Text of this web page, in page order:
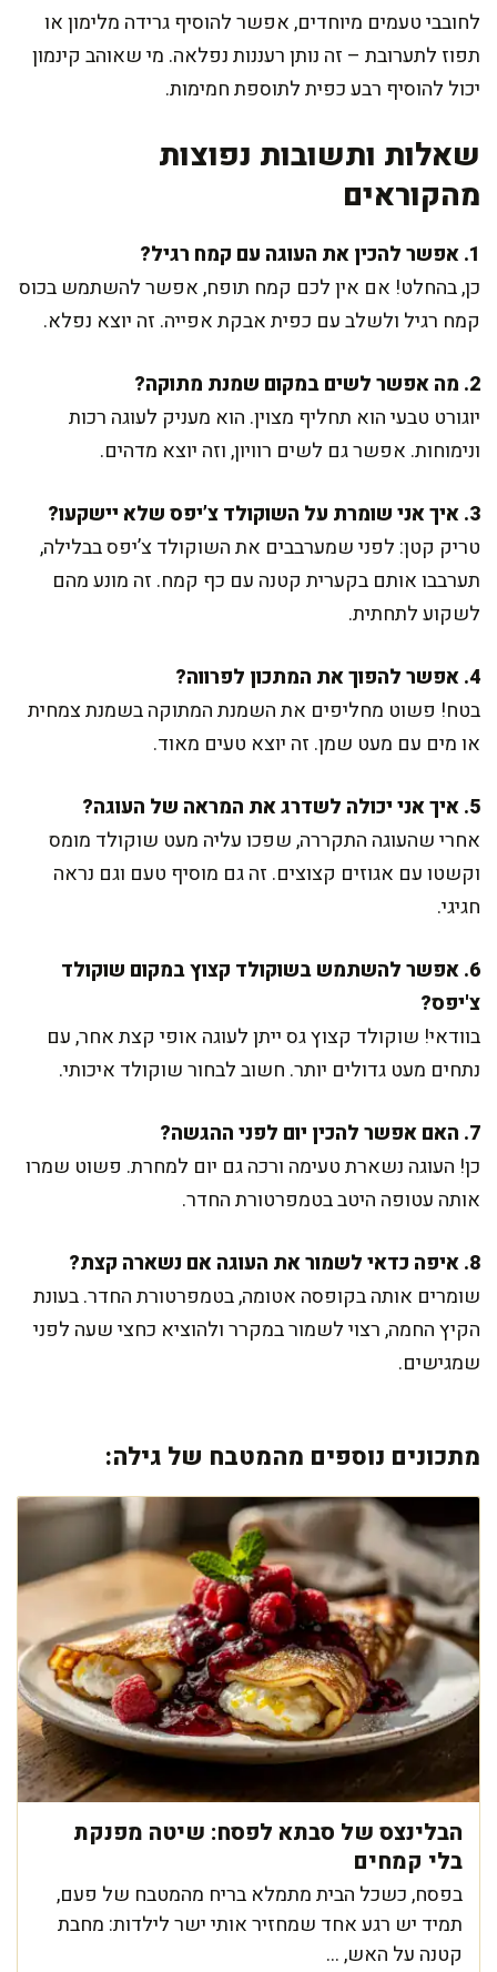
לחובבי טעמים מיוחדים, אפשר להוסיף גרידה מלימון או
תפוז לתערובת – זה נותן רעננות נפלאה. מי שאוהב קינמון
יכול להוסיף רבע כפית לתוספת חמימות.
שאלות ותשובות נפוצות
מהקוראים
1. אפשר להכין את העוגה עם קמח רגיל?
כן, בהחלט! אם אין לכם קמח תופח, אפשר להשתמש בכוס
קמח רגיל ולשלב עם כפית אבקת אפייה. זה יוצא נפלא.
2. מה אפשר לשים במקום שמנת מתוקה?
יוגורט טבעי הוא תחליף מצוין. הוא מעניק לעוגה רכות
ונימוחות. אפשר גם לשים רוויון, וזה יוצא מדהים.
3. איך אני שומרת על השוקולד צ’יפס שלא יישקעו?
טריק קטן: לפני שמערבבים את השוקולד צ’יפס בבלילה,
תערבבו אותם בקערית קטנה עם כף קמח. זה מונע מהם
לשקוע לתחתית.
4. אפשר להפוך את המתכון לפרווה?
בטח! פשוט מחליפים את השמנת המתוקה בשמנת צמחית
או מים עם מעט שמן. זה יוצא טעים מאוד.
5. איך אני יכולה לשדרג את המראה של העוגה?
אחרי שהעוגה התקררה, שפכו עליה מעט שוקולד מומס
וקשטו עם אגוזים קצוצים. זה גם מוסיף טעם וגם נראה
חגיגי.
6. אפשר להשתמש בשוקולד קצוץ במקום שוקולד
צ'יפס?
בוודאי! שוקולד קצוץ גס ייתן לעוגה אופי קצת אחר, עם
נתחים מעט גדולים יותר. חשוב לבחור שוקולד איכותי.
7. האם אפשר להכין יום לפני ההגשה?
כן! העוגה נשארת טעימה ורכה גם יום למחרת. פשוט שמרו
אותה עטופה היטב בטמפרטורת החדר.
8. איפה כדאי לשמור את העוגה אם נשארה קצת?
שומרים אותה בקופסה אטומה, בטמפרטורת החדר. בעונת
הקיץ החמה, רצוי לשמור במקרר ולהוציא כחצי שעה לפני
שמגישים.
מתכונים נוספים מהמטבח של גילה:
הבלינצס של סבתא לפסח: שיטה מפנקת
בלי קמחים
בפסח, כשכל הבית מתמלא בריח מהמטבח של פעם,
תמיד יש רגע אחד שמחזיר אותי ישר לילדות: מחבת
קטנה על האש, ...